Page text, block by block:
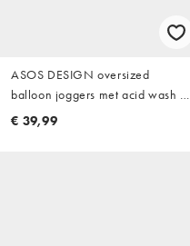
ASOS DESIGN oversized
balloon joggers met acid wash in
blauw
€ 39,99